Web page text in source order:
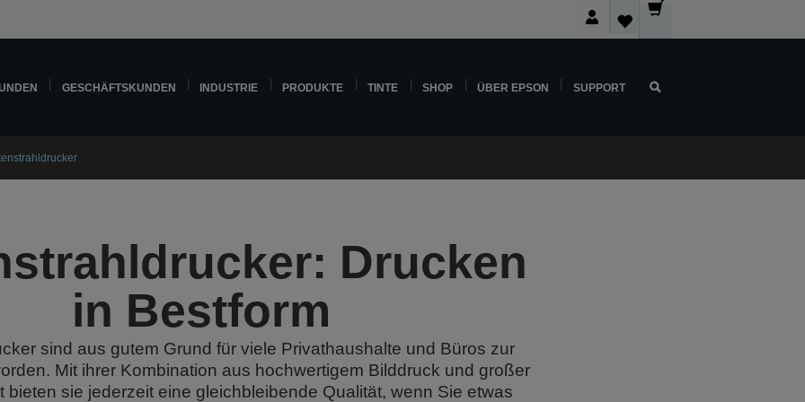
GESCHÄFTSKUNDEN INDUSTRIE PRODUKTE TINTE SHOP ÜBER EPSON SUPPORT
Drucken
in Bestform
sind aus gutem Grund für viele Privathaushalte und Büros zur
Mit ihrer Kombination aus hochwertigem Bilddruck und großer
bieten sie jederzeit eine gleichbleibende Qualität, wenn Sie etwas